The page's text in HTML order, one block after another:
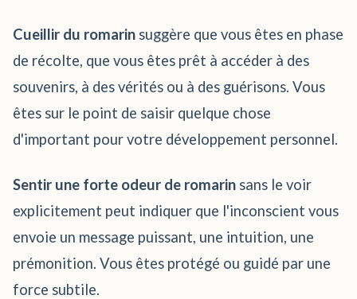
Cueillir du romarin suggère que vous êtes en phase
de récolte, que vous êtes prêt à accéder à des
souvenirs, à des vérités ou à des guérisons. Vous
êtes sur le point de saisir quelque chose
d'important pour votre développement personnel.
Sentir une forte odeur de romarin sans le voir
explicitement peut indiquer que l'inconscient vous
envoie un message puissant, une intuition, une
prémonition. Vous êtes protégé ou guidé par une
force subtile.